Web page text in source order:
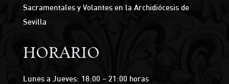
Sacramentales y Volantes en la Archidiócesis de
Sevilla
HORARIO
Lunes a Jueves: 18:00 – 21:00 horas